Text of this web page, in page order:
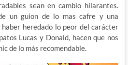
sean en cambio hilarantes.
un guion de lo mas cafre y una
heredado lo peor del carácter
Lucas y Donald, hacen que nos
de lo más recomendable.